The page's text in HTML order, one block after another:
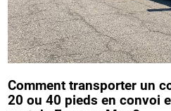
Comment transporter un
20 ou 40 pieds en convoi